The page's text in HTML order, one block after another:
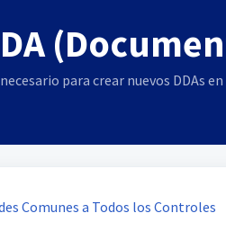
para crear nuevos DDAs
Comunes a Todos los Controles